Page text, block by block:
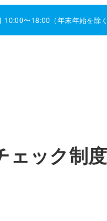
10:00〜18:00（年末年始を除く
ェック制度